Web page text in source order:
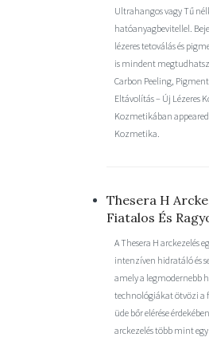
Ultrahangos vagy Tű
hatóanyagbevitellel.
lézeres tetoválás és
is mindent
Carbon Peeling,
Eltávolítás – Új Lézeres
Kozmetikában
Kozmetika.
Thesera H
Fiatalos És
A Thesera H arckezelés
intenzíven hidratáló és
amely a legmodernebb
technológiákat ötvözi a
üde bőr elérése
arckezelés több mint